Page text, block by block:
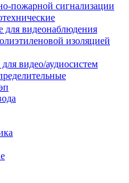
пожарной сигнализации
видеонаблюдения
изоляцией
видео/аудиосистем